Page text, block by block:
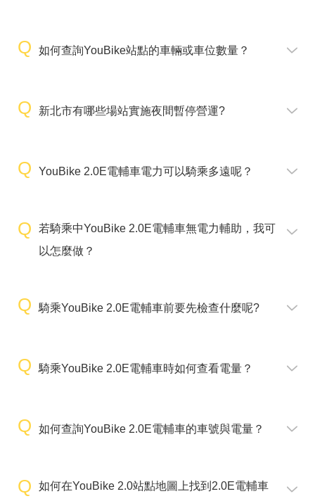
如何查詢YouBike站點的車輛或車位數量？
新北市有哪些場站實施夜間暫停營運?
YouBike 2.0E電輔車電力可以騎乘多遠呢？
若騎乘中YouBike 2.0E電輔車無電力輔助，我可
以怎麼做？
騎乘YouBike 2.0E電輔車前要先檢查什麼呢?
騎乘YouBike 2.0E電輔車時如何查看電量？
如何查詢YouBike 2.0E電輔車的車號與電量？
如何在YouBike 2.0站點地圖上找到2.0E電輔車